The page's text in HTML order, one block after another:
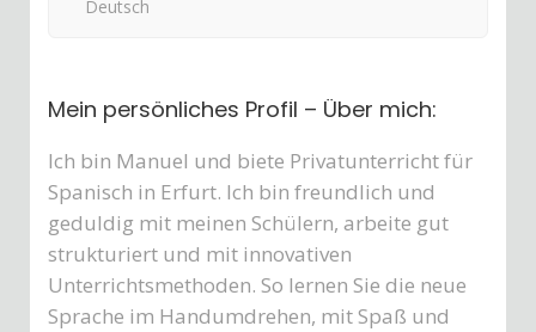
Deutsch
Mein persönliches Profil – Über mich:
Ich bin Manuel und biete Privatunterricht für
Spanisch in Erfurt. Ich bin freundlich und
geduldig mit meinen Schülern, arbeite gut
strukturiert und mit innovativen
Unterrichtsmethoden. So lernen Sie die neue
Sprache im Handumdrehen, mit Spaß und